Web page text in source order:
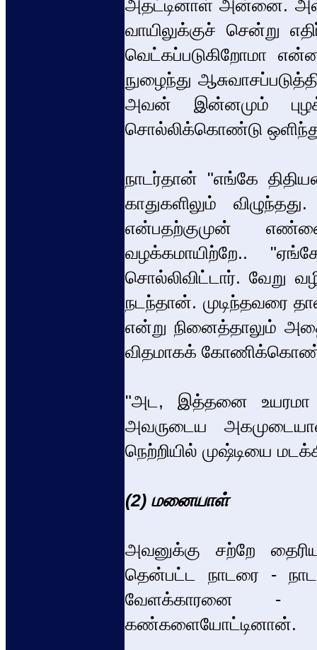
அதட்டினாள் அன்னை.
வாயிலுக்குச் சென்று
வெட்கப்படுகிறோமா
நுழைந்து
அவன் இன்னமும்
சொல்லிக்கொண்டு
நாடர்தான் "எங்கே
காதுகளிலும்
என்பதற்குமுன்
வழக்கமாயிற்றே..
சொல்லிவிட்டார். வேறு
நடந்தான். முடிந்தவரை
என்று நினைத்தாலும்
விதமாகக்
"அட, இத்தனை உயரமா
அவருடைய
நெற்றியில் முஷ்டியை
(2) மனையாள்
அவனுக்கு சற்றே
தென்பட்ட நாடரை -
வேளக்காரனை -
கண்களையோட்டினான்.